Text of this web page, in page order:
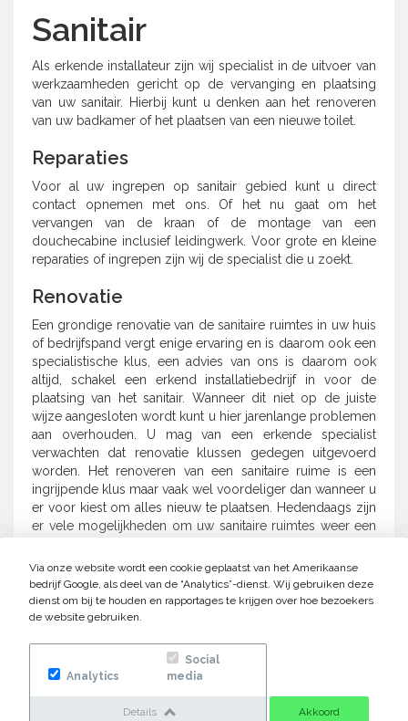
Sanitair
Als erkende installateur zijn wij specialist in de uitvoer van
werkzaamheden gericht op de vervanging en plaatsing
van uw sanitair. Hierbij kunt u denken aan het renoveren
van uw badkamer of het plaatsen van een nieuwe toilet.
Reparaties
Voor al uw ingrepen op sanitair gebied kunt u direct
contact opnemen met ons. Of het nu gaat om het
vervangen van de kraan of de montage van een
douchecabine inclusief leidingwerk. Voor grote en kleine
reparaties of ingrepen zijn wij de specialist die u zoekt.
Renovatie
Een grondige renovatie van de sanitaire ruimtes in uw huis
of bedrijfspand vergt enige ervaring en is daarom ook een
specialistische klus, een advies van ons is daarom ook
altijd, schakel een erkend installatiebedrijf in voor de
plaatsing van het sanitair. Wanneer dit niet op de juiste
wijze aangesloten wordt kunt u hier jarenlange problemen
aan overhouden. U mag van een erkende specialist
verwachten dat renovatie klussen gedegen uitgevoerd
worden. Het renoveren van een sanitaire ruime is een
ingrijpende klus maar vaak wel voordeliger dan wanneer u
er voor kiest om alles nieuw te plaatsen. Hedendaags zijn
er vele mogelijkheden om uw sanitaire ruimtes weer een
moet worden.
Via onze website wordt een cookie geplaatst van het Amerikaanse
bedrijf Google, als deel van de “Analytics”-dienst. Wij gebruiken deze
dienst om bij te houden en rapportages te krijgen over hoe bezoekers
de website gebruiken.
Analytics
Social
media
Details Akkoord